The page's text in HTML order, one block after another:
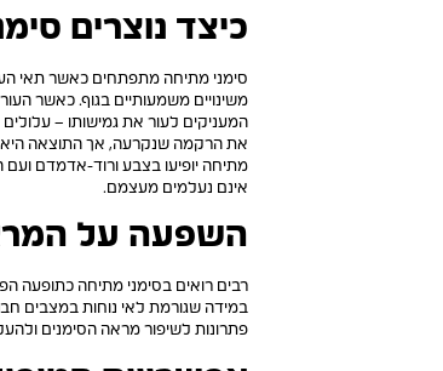
כיצד נוצרים
סימני מתיחה מתפתחים כאשר תאי
משינויים משמעותיים בגוף. כאשר
המעניקים לעור את גמישותו – עלולים
את הרקמה שנקרעה, אך התוצאה היא
מתיחה יופיעו בצבע ורוד-אדמדם
אינם נעלמים מעצמם.
השפעה על
רבים רואים בסימני מתיחה כתופעה
במידה שגורמת לאי נוחות במצבים
פתרונות לשיפור מראה הסימנים